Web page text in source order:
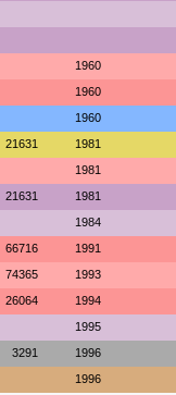
1960
1960
1960
21631 1981
1981
21631 1981
1984
66716 1991
74365 1993
26064 1994
1995
3291 1996
1996